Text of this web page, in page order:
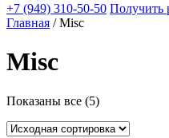
+7 (949) 310-50-50 Получить
Главная / Misc
Misc
Показаны все (5)